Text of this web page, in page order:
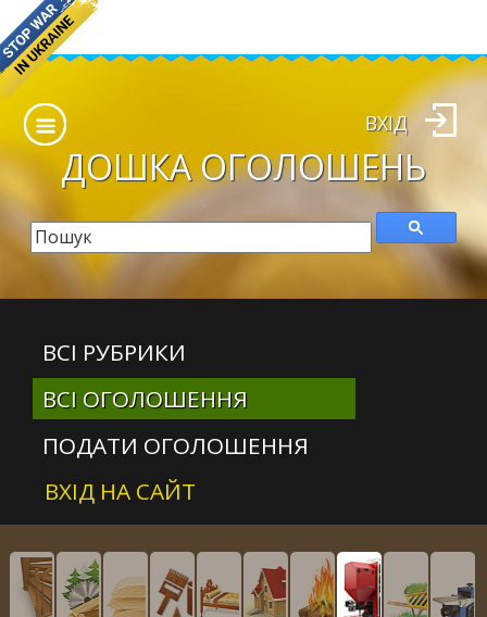
ДОШКАОГОЛОШЕНЬ
ВХІД
ВСІ РУБРИКИ
ВСІ ОГОЛОШЕННЯ
ПОДАТИ ОГОЛОШЕННЯ
ВХІД НА САЙТ